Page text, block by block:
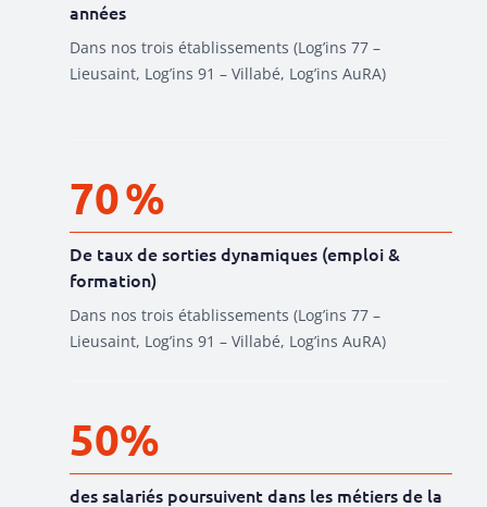
années
Dans nos trois établissements (Log’ins 77 –
Lieusaint, Log’ins 91 – Villabé, Log’ins AuRA)
70 %
De taux de sorties dynamiques (emploi &
formation)
Dans nos trois établissements (Log’ins 77 –
Lieusaint, Log’ins 91 – Villabé, Log’ins AuRA)
50%
des salariés poursuivent dans les métiers de la